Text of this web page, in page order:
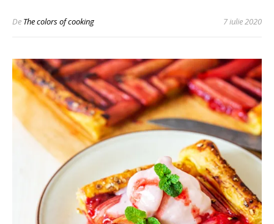
De The colors of cooking 7 iulie 2020